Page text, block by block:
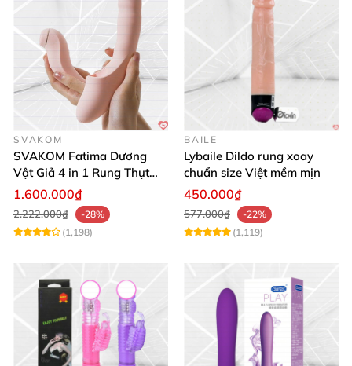
SVAKOM
SVAKOM Fatima Dương
Vật Giả 4 in 1 Rung Thụt
Hút Toả Nhiệt Massage Cho
1.600.000₫
2.222.000₫
-28%
(1,198)
BAILE
Lybaile Dildo rung xoay
chuẩn size Việt mềm mịn
450.000₫
577.000₫
-22%
(1,119)